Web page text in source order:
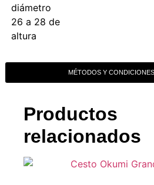
diámetro
26 a 28 de
altura
MÉTODOS Y
Productos
relacionados